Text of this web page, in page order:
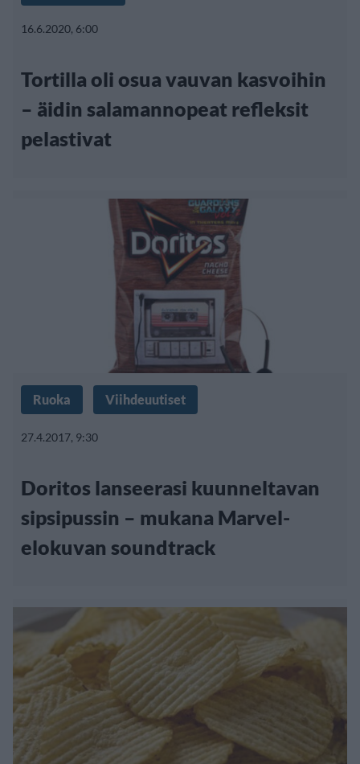
16.6.2020, 6:00
Tortilla oli osua vauvan kasvoihin
– äidin salamannopeat refleksit
pelastivat
Ruoka Viihdeuutiset
27.4.2017, 9:30
Doritos lanseerasi kuunneltavan
sipsipussin – mukana Marvel-
elokuvan soundtrack